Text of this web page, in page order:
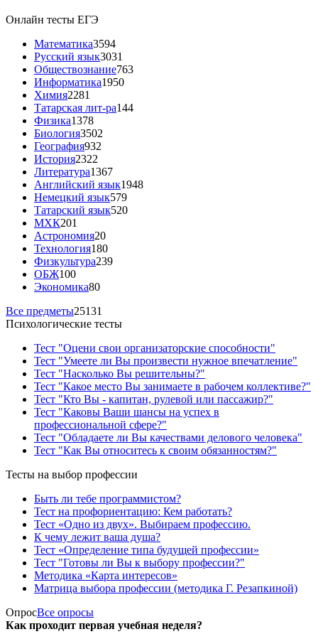
Онлайн тесты ЕГЭ
Математика3594
Русский язык3031
Обществознание763
Информатика1950
Химия2281
Татарская лит-ра144
Физика1378
Биология3502
География932
История2322
Литература1367
Английский язык1948
Немецкий язык579
Татарский язык520
МХК201
Астрономия20
Технология180
Физкультура239
ОБЖ100
Экономика80
Все предметы25131
Психологические тесты
Тест "Оцени свои организаторские способности"
Тест "Умеете ли Вы произвести нужное впечатление"
Тест "Насколько Вы решительны?"
Тест "Какое место Вы занимаете в рабочем коллективе?"
Тест "Кто Вы - капитан, рулевой или пассажир?"
Тест "Каковы Ваши шансы на успех в
профессиональной сфере?"
Тест "Обладаете ли Вы качествами делового человека"
Тест "Как Вы относитесь к своим обязанностям?"
Тесты на выбор профессии
Быть ли тебе программистом?
Тест на профориентацию: Кем работать?
Тест «Одно из двух». Выбираем профессию.
К чему лежит ваша душа?
Тест «Определение типа будущей профессии»
Тест "Готовы ли Вы к выбору профессии?"
Методика «Карта интересов»
Матрица выбора профессии (методика Г. Резапкиной)
ОпросВсе опросы
Как проходит первая учебная неделя?